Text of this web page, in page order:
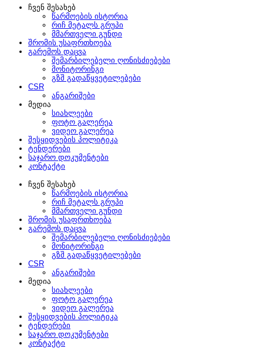
ჩვენ შესახებ
წარმოების ისტორია
რიჩ მეტალს გრუპი
მმართველი გუნდი
შრომის უსაფრთხოება
გარემოს დაცვა
შემარბილებელი ღონისძიებები
მონიტორინგი
გზშ გადაწყვეტილებები
CSR
ანგარიშები
მედია
სიახლეები
ფოტო გალერეა
ვიდეო გალერეა
შესყიდვების პოლიტიკა
ტენდერები
საჯარო დოკუმენტები
კონტაქტი
ჩვენ შესახებ
წარმოების ისტორია
რიჩ მეტალს გრუპი
მმართველი გუნდი
შრომის უსაფრთხოება
გარემოს დაცვა
შემარბილებელი ღონისძიებები
მონიტორინგი
გზშ გადაწყვეტილებები
CSR
ანგარიშები
მედია
სიახლეები
ფოტო გალერეა
ვიდეო გალერეა
შესყიდვების პოლიტიკა
ტენდერები
საჯარო დოკუმენტები
კონტაქტი